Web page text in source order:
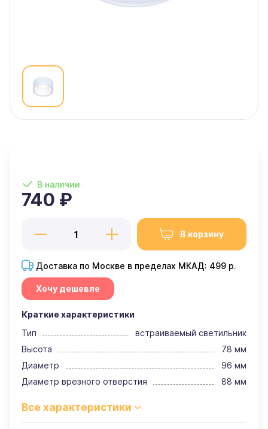
В наличии
740 ₽
В корзину
Доставка по Москве в пределах МКАД: 499 р.
Хочу дешевле
Краткие характеристики
Тип
встраиваемый светильник
Высота
78 мм
Диаметр
96 мм
Диаметр врезного отверстия
88 мм